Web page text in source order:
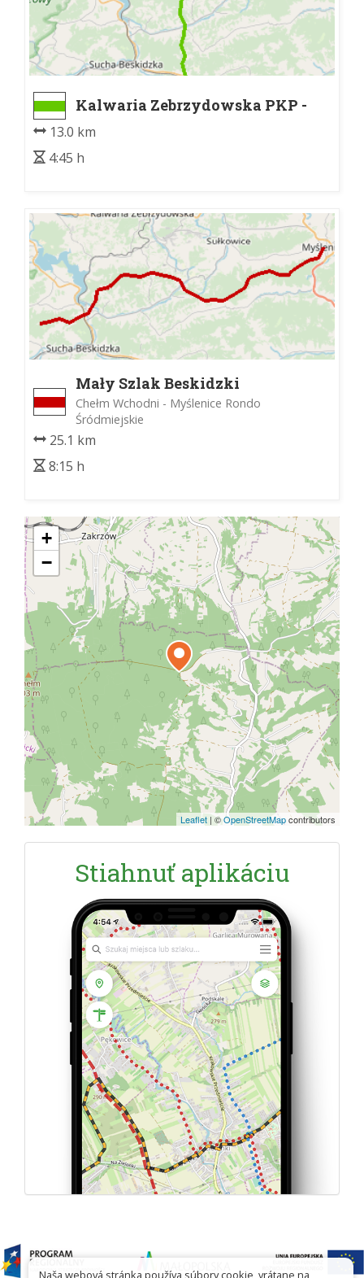
Kalwaria Zebrzydowska PKP -
Chełm Wchodni
13.0 km
4:45 h
Mały Szlak Beskidzki
Chełm Wchodni - Myślenice Rondo
Śródmiejskie
25.1 km
8:15 h
+
−
Leaflet | ©OpenStreetMapcontributors
Stiahnuť aplikáciu